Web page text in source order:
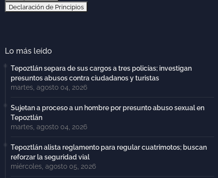
Declaración de Principios
Lo más leído
Tepoztlán separa de sus cargos a tres policías; investigan
presuntos abusos contra ciudadanos y turistas
martes, agosto 04, 2026
Sujetan a proceso a un hombre por presunto abuso sexual en
Tepoztlán
martes, agosto 04, 2026
Tepoztlán alista reglamento para regular cuatrimotos; buscan
reforzar la seguridad vial
miércoles, agosto 05, 2026